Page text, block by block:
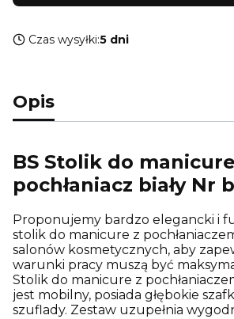
Czas wysyłki:5 dni
Opis
BS Stolik do
pochłaniacz biały Nr
Proponujemy bardzo elegancki i
stolik do manicure z
salonów kosmetycznych, aby
warunki pracy muszą być
Stolik do manicure z
jest mobilny, posiada głębokie
szuflady. Zestaw uzupełnia